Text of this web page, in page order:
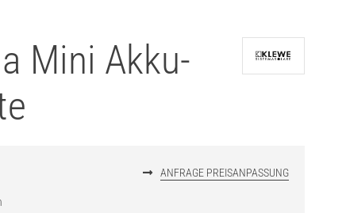
Mini Akku-
ANFRAGE PREISANPASSUNG